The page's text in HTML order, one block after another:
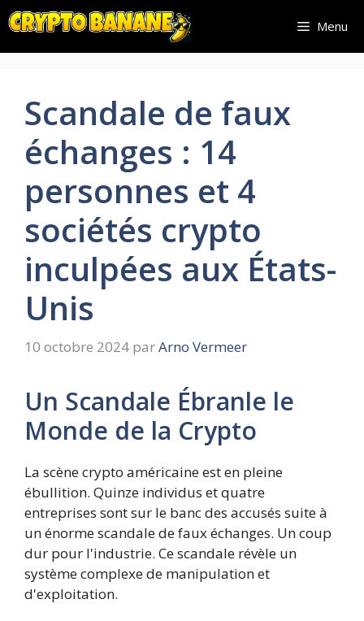
Aller
au
contenu
Menu
Scandale de faux
échanges : 14
personnes et 4
sociétés crypto
inculpées aux États-
Unis
10 octobre 2024 parArno Vermeer
Un Scandale Ébranle le
Monde de la Crypto
La scène crypto américaine est en pleine
ébullition. Quinze individus et quatre
entreprises sont sur le banc des accusés suite à
un énorme scandale de faux échanges. Un coup
dur pour l'industrie. Ce scandale révèle un
système complexe de manipulation et
d'exploitation.